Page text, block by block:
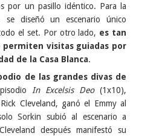
por un pasillo idéntico. Para la
se diseñó un escenario único
el set. Por otro lado, es tan
permiten visitas guiadas por
de la Casa Blanca.
de las grandes divas de
In Excelsis Deo (1x10),
Cleveland, ganó el Emmy al
Sorkin subió al escenario a
después manifestó su